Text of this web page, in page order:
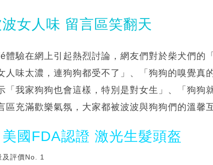
女人味 留言區笑翻天
體驗在網上引起熱烈討論，網友們對於柴犬們的
人味太濃，連狗狗都受不了」、「狗狗的嗅覺真
「我家狗狗也會這樣，特別是對女生」、「狗狗
區充滿歡樂氣氛，大家都被波波與狗狗們的溫馨
國FDA認證 激光生髮頭盔
評價No. 1